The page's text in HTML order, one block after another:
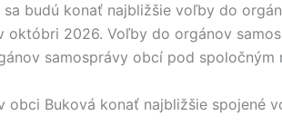
sa budú konať najbližšie voľby do
októbri 2026. Voľby do orgánov
samosprávy obcí pod spoločným
obci Buková konať najbližšie spojené